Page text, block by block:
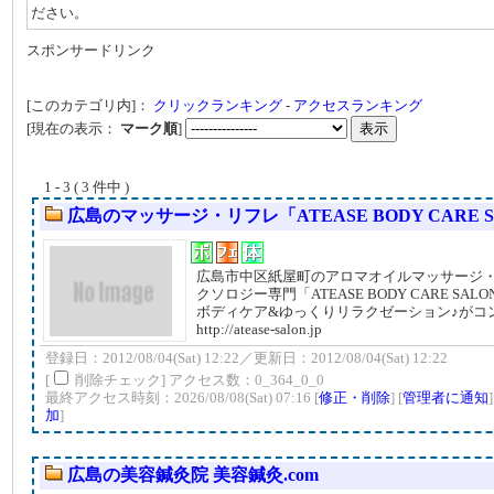
ださい。
スポンサードリンク
[このカテゴリ内]： クリックランキング - アクセスランキング
[現在の表示： マーク順]
1 - 3 ( 3 件中 )
広島のマッサージ・リフレ「ATEASE BODY CARE
広島市中区紙屋町のアロマオイルマッサージ
クソロジー専門「ATEASE BODY CARE
ボディケア&ゆっくりリラクゼーション♪がコ
http://atease-salon.jp
登録日：2012/08/04(Sat) 12:22／更新日：2012/08/04(Sat) 12:22
[
削除チェック] アクセス数：0_364_0_0
最終アクセス時刻：2026/08/08(Sat) 07:16 [修正・削除] [管理者に通知
加]
広島の美容鍼灸院 美容鍼灸.com